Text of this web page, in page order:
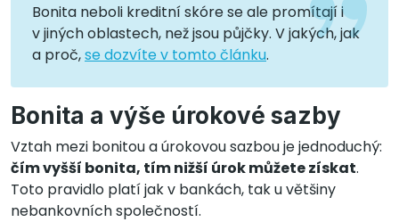
Bonita neboli kreditní skóre se ale promítají i
v jiných oblastech, než jsou půjčky. V jakých, jak
a proč,se dozvíte v tomto článku.
Bonita a výše úrokové sazby
Vztah mezi bonitou a úrokovou sazbou je jednoduchý:
čím vyšší bonita, tím nižší úrok můžete získat.
Toto pravidlo platí jak v bankách, tak u většiny
nebankovních společností.